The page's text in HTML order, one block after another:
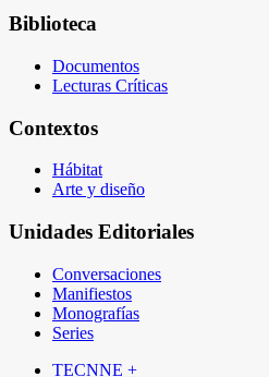
Biblioteca
Documentos
Lecturas Críticas
Contextos
Hábitat
Arte y diseño
Unidades Editoriales
Conversaciones
Manifiestos
Monografías
Series
TECNNE +